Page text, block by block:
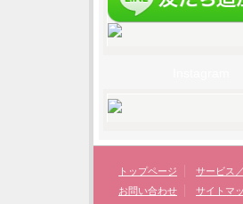
トップページ サービス
お問い合わせ
サイトマ